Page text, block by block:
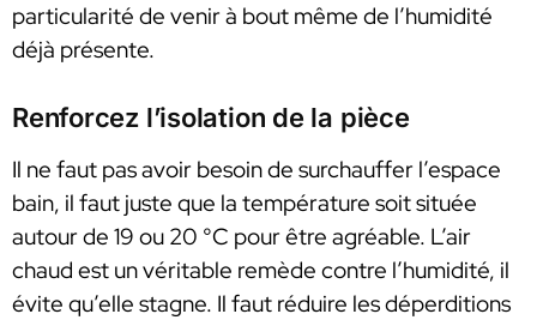
particularité de venir à bout même de l’humidité
déjà présente.
Renforcez l’isolation de la pièce
Il ne faut pas avoir besoin de surchauffer l’espace
bain, il faut juste que la température soit située
autour de 19 ou 20 °C pour être agréable. L’air
chaud est un véritable remède contre l’humidité, il
évite qu’elle stagne. Il faut réduire les déperditions